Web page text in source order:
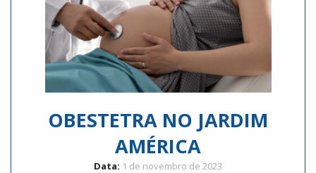
OBESTETRA NO JARDIM
AMÉRICA
Data: 1 de novembro de 2023